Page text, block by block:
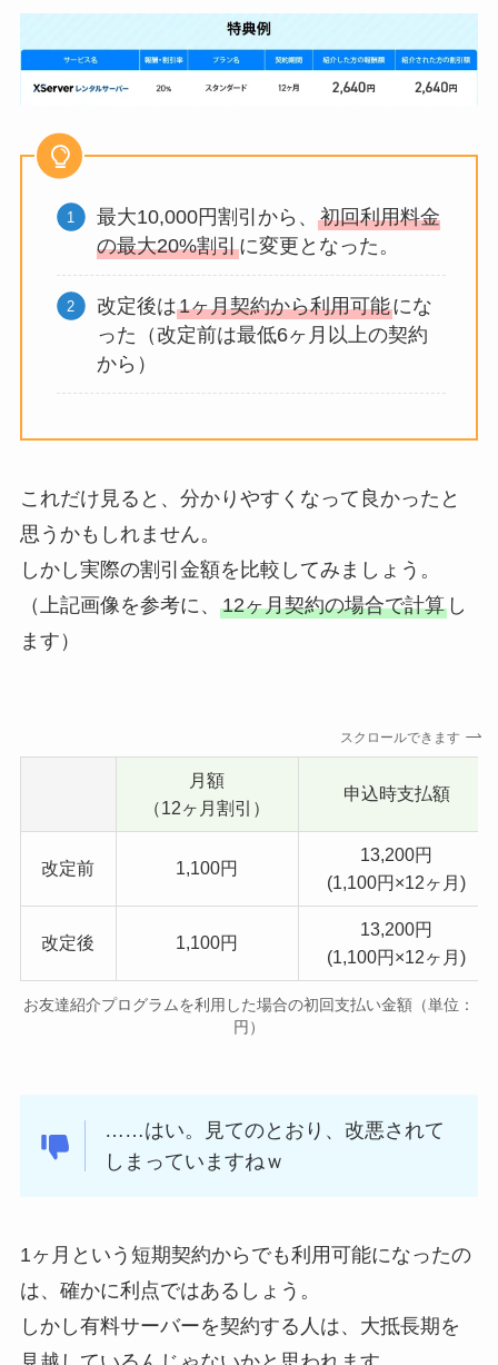
最大10,000円割引から、初回利用料金
の最大20%割引に変更となった。
改定後は1ヶ月契約から利用可能にな
った（改定前は最低6ヶ月以上の契約
から）
これだけ見ると、分かりやすくなって良かったと
思うかもしれません。
しかし実際の割引金額を比較してみましょう。
（上記画像を参考に、 12ヶ月契約の場合で計算し
ます）
スクロールできます
月額
（12ヶ月割引）
申込時支払額
改定前 1,100円
13,200円
(1,100円×12ヶ月)
改定後 1,100円
13,200円
(1,100円×12ヶ月)
お友達紹介プログラムを利用した場合の初回支払い金額（単位：
円）
……はい。見てのとおり、改悪されて
しまっていますねｗ
1ヶ月という短期契約からでも利用可能になったの
は、確かに利点ではあるしょう。
しかし有料サーバーを契約する人は、大抵長期を